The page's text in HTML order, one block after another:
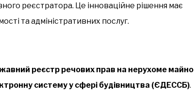
реєстратора. Це інноваційне рішення має
та адміністративних послуг.
реєстр речових прав на нерухоме майно
систему у сфері будівництва (ЄДЕССБ).